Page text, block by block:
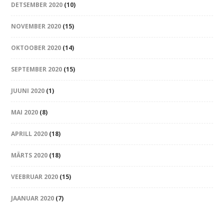
DETSEMBER 2020 (10)
NOVEMBER 2020 (15)
OKTOOBER 2020 (14)
SEPTEMBER 2020 (15)
JUUNI 2020 (1)
MAI 2020 (8)
APRILL 2020 (18)
MÄRTS 2020 (18)
VEEBRUAR 2020 (15)
JAANUAR 2020 (7)